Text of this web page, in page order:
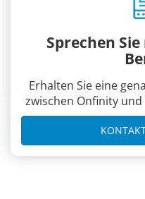
Sprechen
Erhalten Sie eine
zwischen Onfinity und